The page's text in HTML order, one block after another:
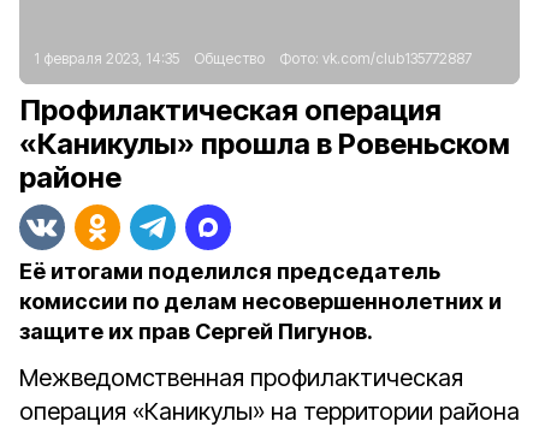
1 февраля 2023, 14:35 Общество Фото: vk.com/club135772887
Профилактическая операция
«Каникулы» прошла в Ровеньском
районе
Её итогами поделился председатель
комиссии по делам несовершеннолетних и
защите их прав Сергей Пигунов.
Межведомственная профилактическая
операция «Каникулы» на территории района